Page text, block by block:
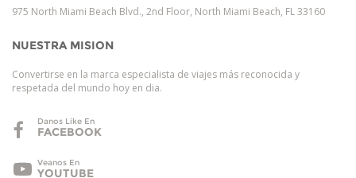
975 North Miami Beach Blvd., 2nd Floor, North Miami Beach, FL 33160
NUESTRA MISION
Convertirse en la marca especialista de viajes más reconocida y
respetada del mundo hoy en dia.
Danos Like En
FACEBOOK
Veanos En
YOUTUBE